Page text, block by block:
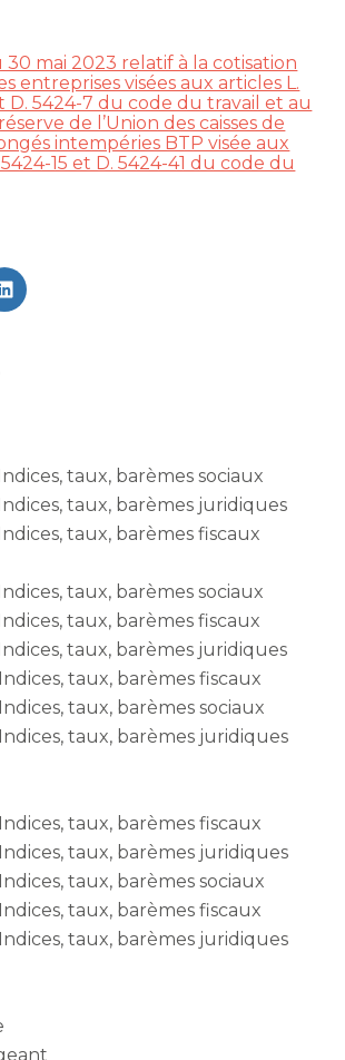
mai 2023 relatif à la cotisation
entreprises visées aux articles L.
D. 5424-7 du code du travail et au
de l’Union des caisses de
intempéries BTP visée aux
15 et D. 5424-41 du code du
taux, barèmes sociaux
taux, barèmes juridiques
taux, barèmes fiscaux
taux, barèmes sociaux
taux, barèmes fiscaux
taux, barèmes juridiques
taux, barèmes fiscaux
taux, barèmes sociaux
taux, barèmes juridiques
taux, barèmes fiscaux
taux, barèmes juridiques
taux, barèmes sociaux
taux, barèmes fiscaux
taux, barèmes juridiques